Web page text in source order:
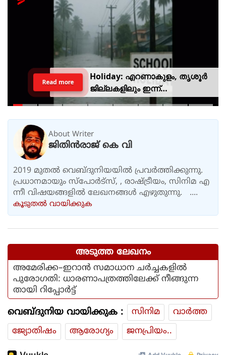
Holiday: എറണാകുളം, തൃശൂർ
ജില്ലകളിലും ഇന്ന്
അവധിയാണേ..!
Read more
About Writer
ജിതിൻരാജ് കെ വി
2019 മുതൽ വെബ്ദുനിയയിൽ പ്രവർത്തിക്കുന്നു.
പ്രധാനമായും സ്പോർട്സ്, , രാഷ്ട്രീയം, സിനിമ എ
ന്നീ വിഷയങ്ങളിൽ ലേഖനങ്ങൾ എഴുതുന്നു. ....
കൂടുതല്‍ വായിക്കുക
അടുത്ത ലേഖനം
അമേരിക്ക–ഇറാൻ സമാധാന ചർച്ചകളിൽ
പുരോഗതി: ധാരണാപത്രത്തിലേക്ക് നീങ്ങുന്ന
തായി റിപ്പോർട്ട്
വെബ്ദുനിയ വായിക്കുക : സിനിമ
വാര്‍ത്ത
ജ്യോതിഷം
ആരോഗ്യം ജനപ്രിയം..